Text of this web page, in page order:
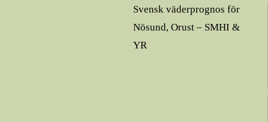
Svensk väderprognos för
Nösund, Orust – SMHI &
YR